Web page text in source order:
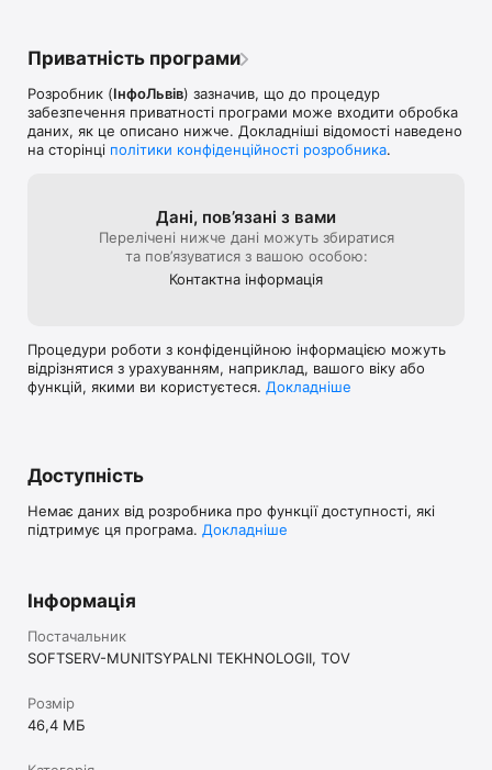
їх роботу.
Щодня розбудовуємо Цифрові Чернівці, щоб зробити їх ще
комфортнішими для вас.
Слідкуйте за оновленнями!
Приватність програми
Розробник (ІнфоЛьвів) зазначив, що до процедур
забезпечення приватності програми може входити обробка
даних, як це описано нижче. Докладніші відомості наведено
на сторінці політики конфіденційності розробника.
Дані, пов’язані з вами
Перелічені нижче дані можуть збиратися
та пов’язуватися з вашою особою:
Контактна інформація
Процедури роботи з конфіденційною інформацією можуть
відрізнятися з урахуванням, наприклад, вашого віку або
функцій, якими ви користуєтеся. Докладніше
Доступність
Немає даних від розробника про функції доступності, які
підтримує ця програма. Докладніше
Інформація
Постачальник
SOFTSERV-MUNITSYPALNI TEKHNOLOGII, TOV
Розмір
46,4 МБ